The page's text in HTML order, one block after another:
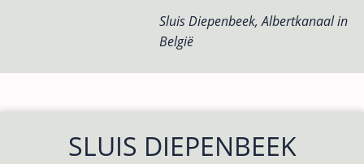
Sluis Diepenbeek, Albertkanaal in
België
SLUIS DIEPENBEEK